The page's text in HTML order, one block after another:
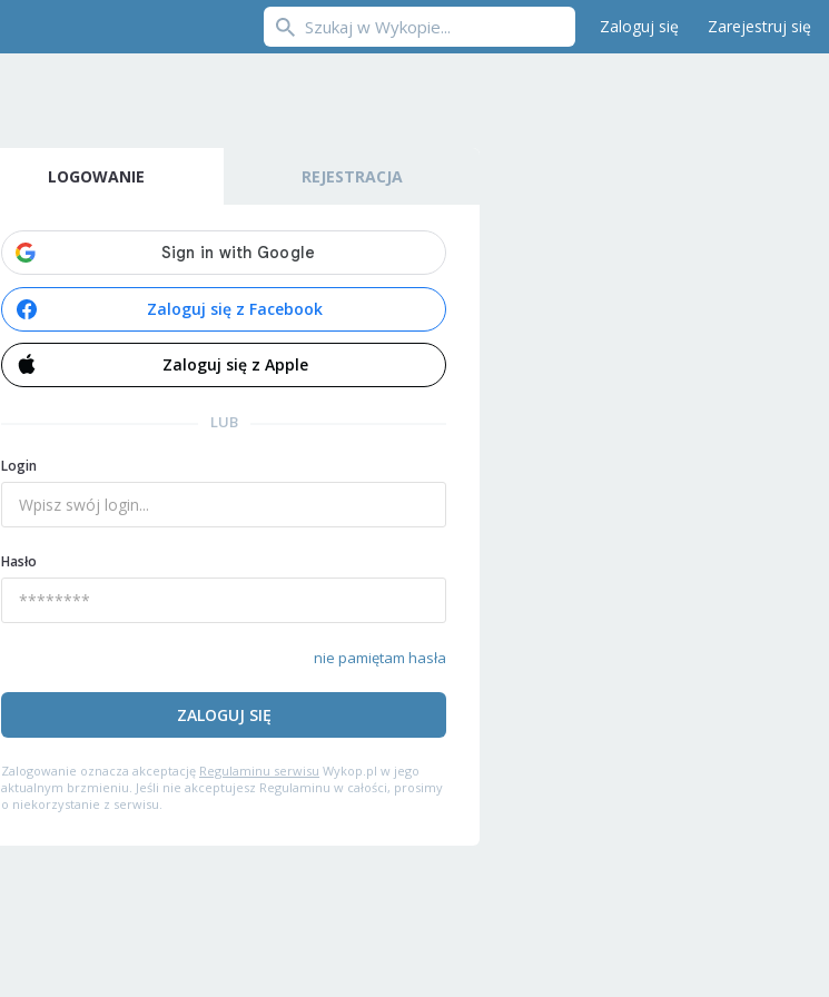
Zaloguj się Zarejestruj się
LOGOWANIE REJESTRACJA
Zaloguj się z Facebook
Zaloguj się z Apple
LUB
Login
Hasło
nie pamiętam hasła
ZALOGUJ SIĘ
Zalogowanie oznacza akceptację Regulaminu serwisu Wykop.pl w jego
aktualnym brzmieniu. Jeśli nie akceptujesz Regulaminu w całości, prosimy
o niekorzystanie z serwisu.